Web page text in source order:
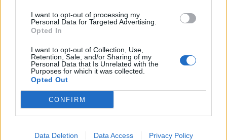
I want to opt-out of processing my
Personal Data for Targeted Advertising.
Opted In
I want to opt-out of Collection, Use,
Retention, Sale, and/or Sharing of my
Personal Data that Is Unrelated with the
Purposes for which it was collected.
Opted Out
CONFIRM
Data Deletion Data Access Privacy Policy
25.08.2022